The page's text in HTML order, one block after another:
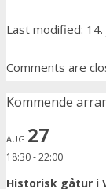
Last modified:
Comments are
Kommende
AUG 27
18:30-22:00
Historisk gåtur i